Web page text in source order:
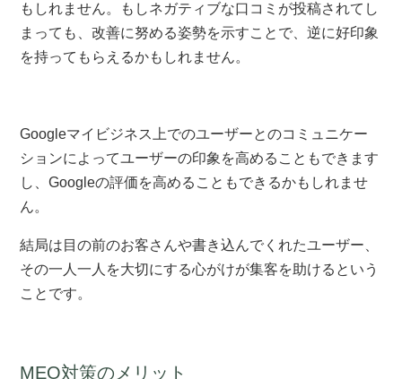
もしれません。もしネガティブな口コミが投稿されてし
まっても、改善に努める姿勢を示すことで、逆に好印象
を持ってもらえるかもしれません。
Googleマイビジネス上でのユーザーとのコミュニケー
ションによってユーザーの印象を高めることもできます
し、Googleの評価を高めることもできるかもしれませ
ん。
結局は目の前のお客さんや書き込んでくれたユーザー、
その一人一人を大切にする心がけが集客を助けるという
ことです。
MEO対策のメリット